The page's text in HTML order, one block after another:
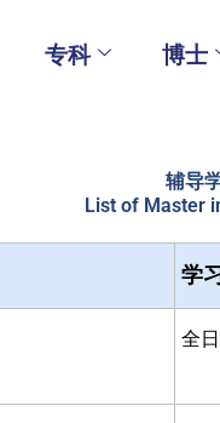
专科 博士
辅导
List of Master
学
全